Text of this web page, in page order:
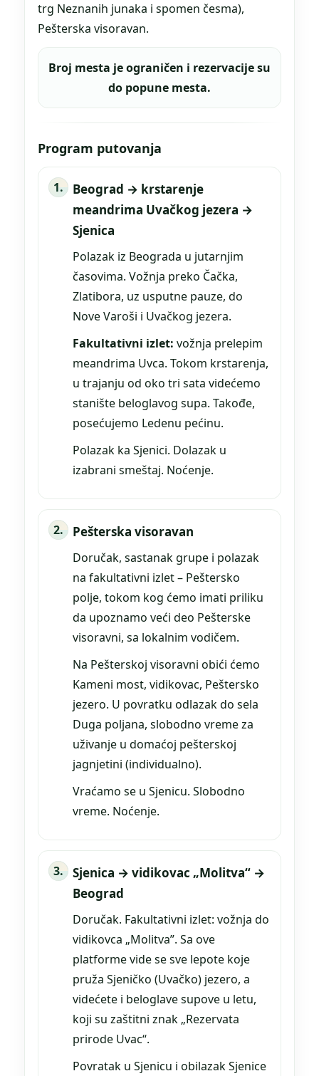
trg Neznanih junaka i spomen česma),
Pešterska visoravan.
Broj mesta je ograničen i rezervacije su
do popune mesta.
Program putovanja
Beograd → krstarenje
meandrima Uvačkog jezera →
Sjenica
Polazak iz Beograda u jutarnjim
časovima. Vožnja preko Čačka,
Zlatibora, uz usputne pauze, do
Nove Varoši i Uvačkog jezera.
Fakultativni izlet: vožnja prelepim
meandrima Uvca. Tokom krstarenja,
u trajanju od oko tri sata videćemo
stanište beloglavog supa. Takođe,
posećujemo Ledenu pećinu.
Polazak ka Sjenici. Dolazak u
izabrani smeštaj. Noćenje.
Pešterska visoravan
Doručak, sastanak grupe i polazak
na fakultativni izlet – Peštersko
polje, tokom kog ćemo imati priliku
da upoznamo veći deo Pešterske
visoravni, sa lokalnim vodičem.
Na Pešterskoj visoravni obići ćemo
Kameni most, vidikovac, Peštersko
jezero. U povratku odlazak do sela
Duga poljana, slobodno vreme za
uživanje u domaćoj pešterskoj
jagnjetini (individualno).
Vraćamo se u Sjenicu. Slobodno
vreme. Noćenje.
Sjenica → vidikovac „Molitva“ →
Beograd
Doručak. Fakultativni izlet: vožnja do
vidikovca „Molitva”. Sa ove
platforme vide se sve lepote koje
pruža Sjeničko (Uvačko) jezero, a
videćete i beloglave supove u letu,
koji su zaštitni znak „Rezervata
prirode Uvac“.
Povratak u Sjenicu i obilazak Sjenice